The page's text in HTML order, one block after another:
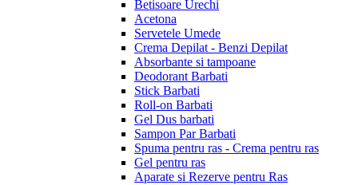
Betisoare Urechi
Acetona
Servetele Umede
Crema Depilat - Benzi Depilat
Absorbante si tampoane
Deodorant Barbati
Stick Barbati
Roll-on Barbati
Gel Dus barbati
Sampon Par Barbati
Spuma pentru ras - Crema pentru ras
Gel pentru ras
Aparate si Rezerve pentru Ras